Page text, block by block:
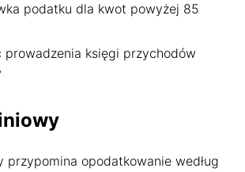
podatku dla kwot powyżej 85
prowadzenia księgi przychodów
przypomina opodatkowanie według